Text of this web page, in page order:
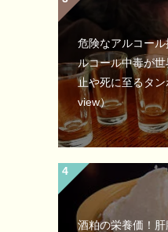
危険なアルコー
ルコール中毒が
止や死に至るタ
view）
酒粕の栄養価！